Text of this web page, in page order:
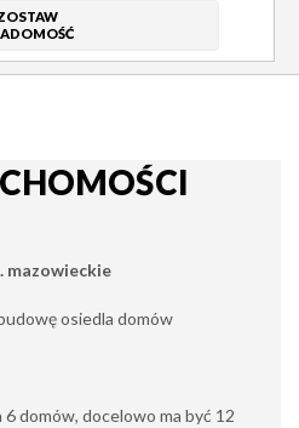
mazowieckie
osiedla domów
6 domów, docelowo ma być 12